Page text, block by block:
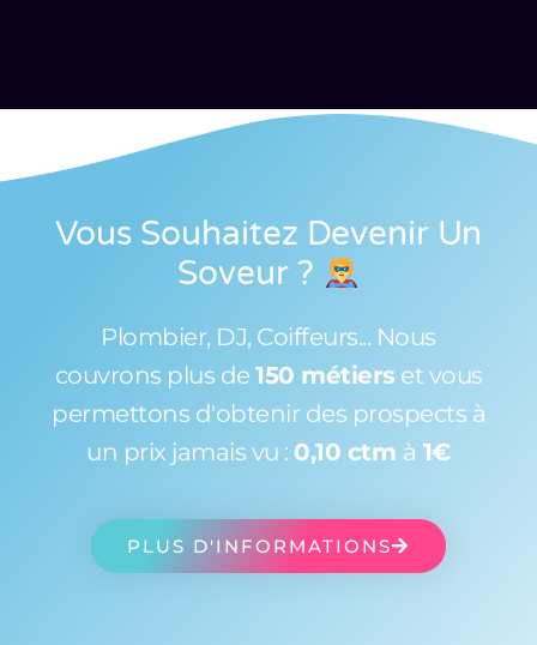
Vous Souhaitez Devenir Un
Soveur ?
Plombier, DJ, Coiffeurs... Nous
couvrons plus de 150 métiers et vous
permettons d'obtenir des prospects à
un prix jamais vu : 0,10 ctm à 1€
PLUS D'INFORMATIONS